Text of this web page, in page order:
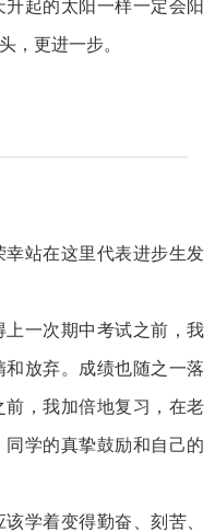
起的太阳一样一定会阳
，更进一步。
站在这里代表进步生发
一次期中考试之前，我
放弃。成绩也随之一落
，我加倍地复习，在老
学的真挚鼓励和自己的
学着变得勤奋、刻苦、